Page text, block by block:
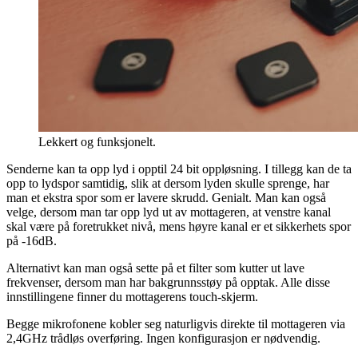
Lekkert og funksjonelt.
Senderne kan ta opp lyd i opptil 24 bit oppløsning. I tillegg kan de ta
opp to lydspor samtidig, slik at dersom lyden skulle sprenge, har
man et ekstra spor som er lavere skrudd. Genialt. Man kan også
velge, dersom man tar opp lyd ut av mottageren, at venstre kanal
skal være på foretrukket nivå, mens høyre kanal er et sikkerhets spor
på -16dB.
Alternativt kan man også sette på et filter som kutter ut lave
frekvenser, dersom man har bakgrunnsstøy på opptak. Alle disse
innstillingene finner du mottagerens touch-skjerm.
Begge mikrofonene kobler seg naturligvis direkte til mottageren via
2,4GHz trådløs overføring. Ingen konfigurasjon er nødvendig.